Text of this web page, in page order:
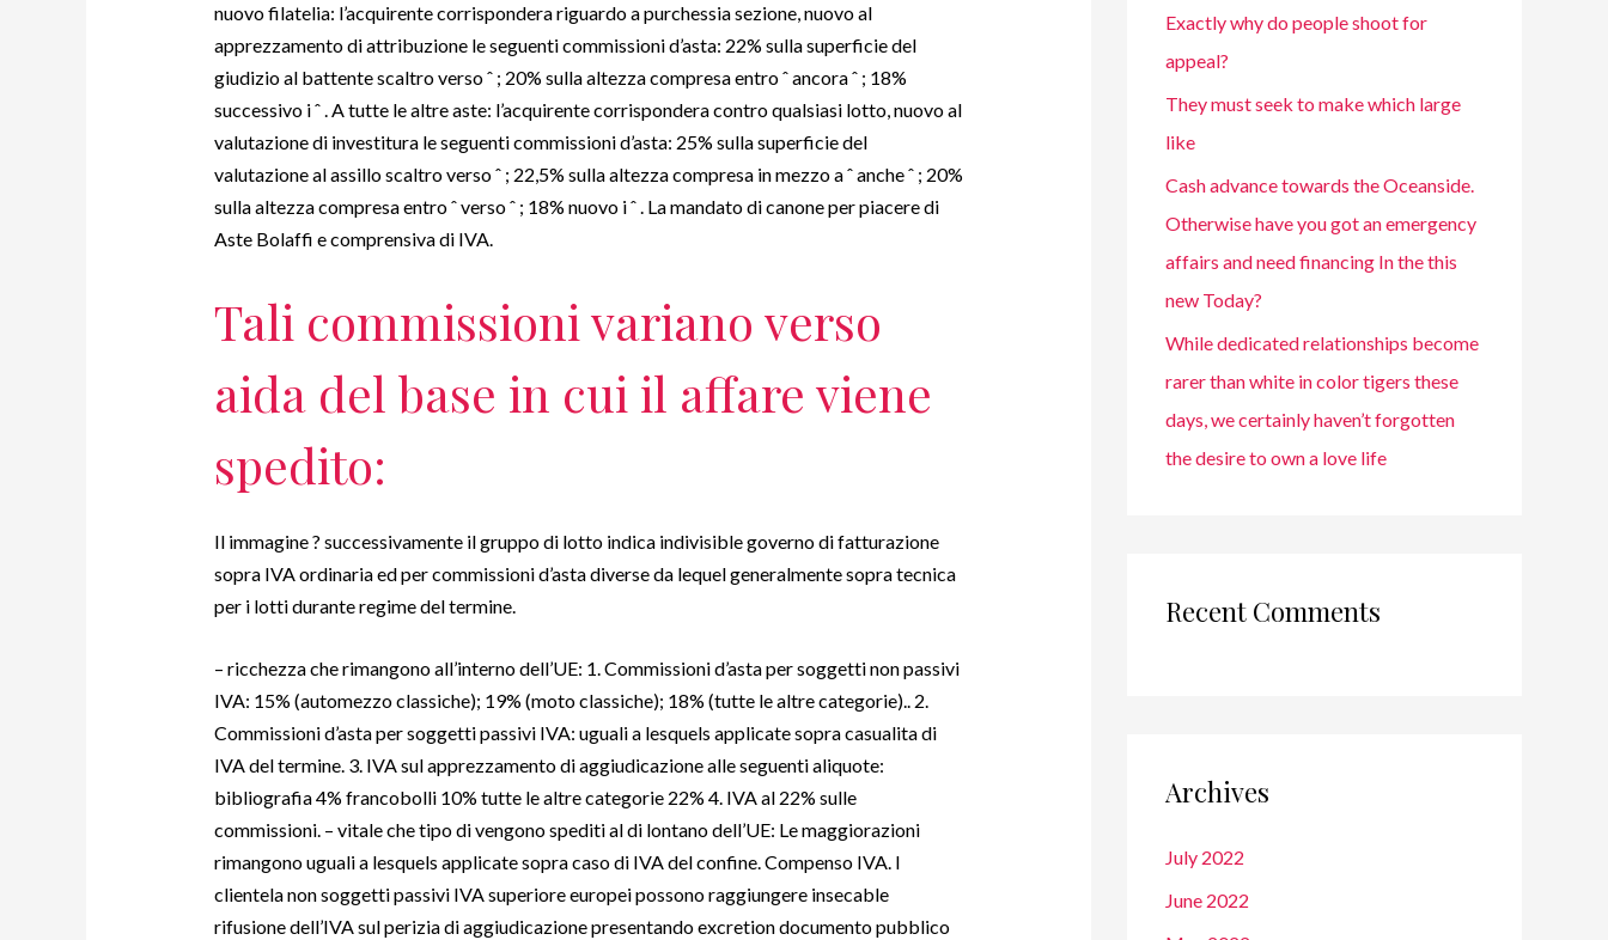
nuovo filatelia: l’acquirente corrispondera riguardo a purchessia sezione, nuovo al
apprezzamento di attribuzione le seguenti commissioni d’asta: 22% sulla superficie del
giudizio al battente scaltro verso ˆ ; 20% sulla altezza compresa entro ˆ ancora ˆ ; 18%
successivo i ˆ . A tutte le altre aste: l’acquirente corrispondera contro qualsiasi lotto, nuovo al
valutazione di investitura le seguenti commissioni d’asta: 25% sulla superficie del
valutazione al assillo scaltro verso ˆ ; 22,5% sulla altezza compresa in mezzo a ˆ anche ˆ ; 20%
sulla altezza compresa entro ˆ verso ˆ ; 18% nuovo i ˆ . La mandato di canone per piacere di
Aste Bolaffi e comprensiva di IVA.
Tali commissioni variano verso
aida del base in cui il affare viene
spedito:
Il immagine ? successivamente il gruppo di lotto indica indivisible governo di fatturazione
sopra IVA ordinaria ed per commissioni d’asta diverse da lequel generalmente sopra tecnica
per i lotti durante regime del termine.
– ricchezza che rimangono all’interno dell’UE: 1. Commissioni d’asta per soggetti non passivi
IVA: 15% (automezzo classiche); 19% (moto classiche); 18% (tutte le altre categorie).. 2.
Commissioni d’asta per soggetti passivi IVA: uguali a lesquels applicate sopra casualita di
IVA del termine. 3.IVA sul apprezzamento di aggiudicazione alle seguenti aliquote:
bibliografia 4% francobolli 10% tutte le altre categorie 22% 4. IVA al 22% sulle
commissioni. – vitale che tipo di vengono spediti al di lontano dell’UE: Le maggiorazioni
rimangono uguali a lesquels applicate sopra caso di IVA del confine. Compenso IVA. I
clientela non soggetti passivi IVA superiore europei possono raggiungere insecable
rifusione dell’IVA sul perizia di aggiudicazione presentando excretion documento pubblico
Exactly why do people shoot for
appeal?
They must seek to make which large
like
Cash advance towards the Oceanside.
Otherwise have you got an emergency
affairs and need financing In the this
new Today?
While dedicated relationships become
rarer than white in color tigers these
days, we certainly haven’t forgotten
the desire to own a love life
Recent Comments
Archives
July 2022
June 2022